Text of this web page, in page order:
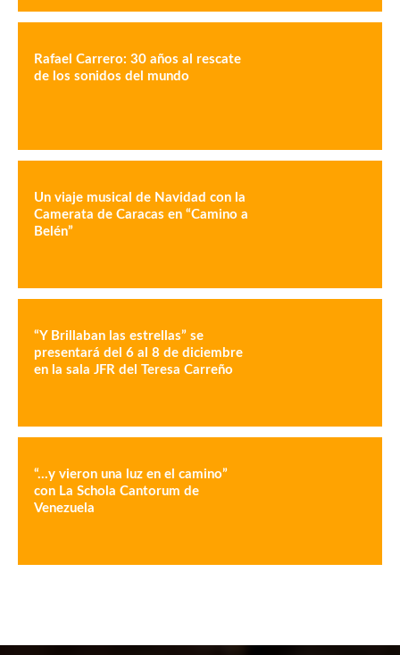
Rafael Carrero: 30 años al rescate
de los sonidos del mundo
Un viaje musical de Navidad con la
Camerata de Caracas en “Camino a
Belén”
“Y Brillaban las estrellas” se
presentará del 6 al 8 de diciembre
en la sala JFR del Teresa Carreño
“…y vieron una luz en el camino”
con La Schola Cantorum de
Venezuela